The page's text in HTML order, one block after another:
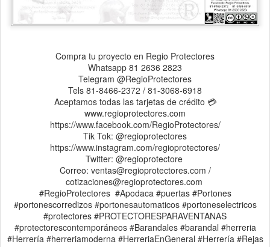
Compra tu proyecto en Regio Protectores
Whatsapp 81 2636 2823
Telegram @RegioProtectores
Tels 81-8466-2372 / 81-3068-6918
Aceptamos todas las tarjetas de crédito 💳
www.regioprotectores.com
https://www.facebook.com/RegioProtectores/
Tik Tok: @regioprotectores
https://www.instagram.com/regioprotectores/
Twitter: @regioprotectore
Correo: ventas@regioprotectores.com /
cotizaciones@regioprotectores.com
#RegioProtectores #Apodaca #puertas #Portones
#portonescorredizos #portonesautomaticos #portoneselectricos
#protectores #PROTECTORESPARAVENTANAS
#protectorescontemporáneos #Barandales #barandal #herreria
#Herrería #herreriamoderna #HerreriaEnGeneral #Herrería #Rejas